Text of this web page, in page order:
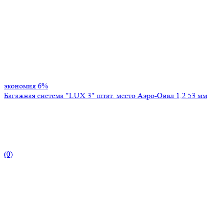
экономия 6%
Багажная система "LUX 3" штат. место Аэро-Овал 1,2 53 мм
(0)